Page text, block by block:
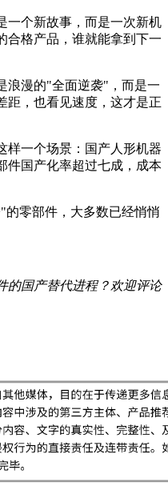
一个新故事，而是一次新机
合格产品，谁就能拿到下一
浪漫的"全面逆袭"，而是一
距，也看见速度，这才是正
样一个场景：国产人形机器
件国产化率超过七成，成本
零部件，大多数已经悄悄
的国产替代进程？欢迎评论